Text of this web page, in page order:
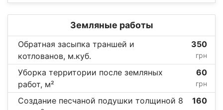
Земляные работы
Обратная засыпка траншей и
котлованов, м.куб.
350
грн
Уборка территории после земляных
работ, м²
60
грн
Создание песчаной подушки толщиной 8
160